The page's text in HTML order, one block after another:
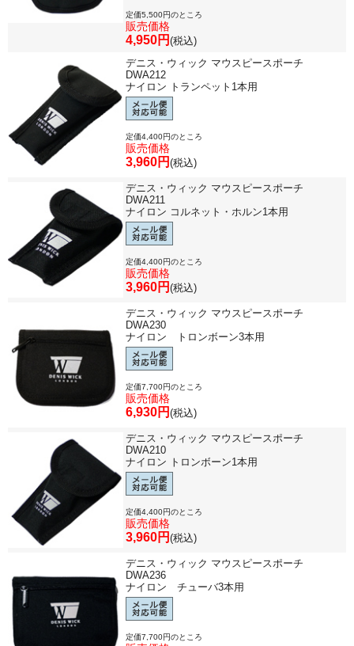
定価5,500円のところ
販売価格
4,950円 (税込)
デニス・ウィック マウスピースポーチ
DWA212
ナイロン トランペット1本用
定価4,400円のところ
販売価格
3,960円 (税込)
デニス・ウィック マウスピースポーチ
DWA211
ナイロン コルネット・ホルン1本用
定価4,400円のところ
販売価格
3,960円 (税込)
デニス・ウィック マウスピースポーチ
DWA230
ナイロン トロンボーン3本用
定価7,700円のところ
販売価格
6,930円 (税込)
デニス・ウィック マウスピースポーチ
DWA210
ナイロン トロンボーン1本用
定価4,400円のところ
販売価格
3,960円 (税込)
デニス・ウィック マウスピースポーチ
DWA236
ナイロン チューバ3本用
定価7,700円のところ